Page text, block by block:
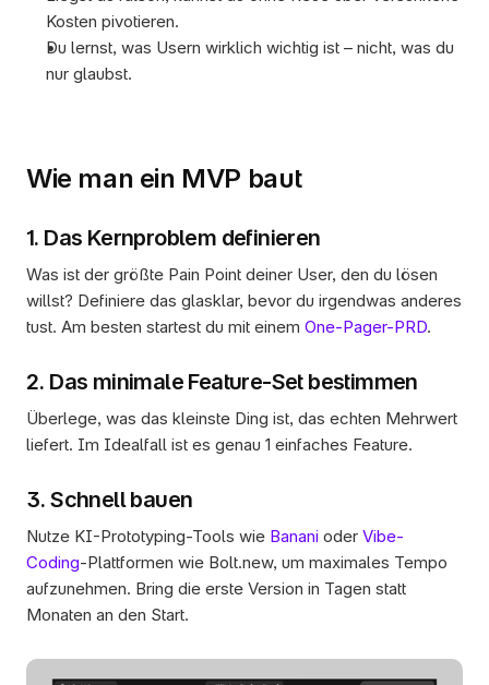
Kosten pivotieren.
Du lernst, was Usern wirklich wichtig ist – nicht, was du
nur glaubst.
Wie man ein MVP baut
1. Das Kernproblem definieren
Was ist der größte Pain Point deiner User, den du lösen
willst? Definiere das glasklar, bevor du irgendwas anderes
tust. Am besten startest du mit einem One-Pager-PRD.
2. Das minimale Feature-Set bestimmen
Überlege, was das kleinste Ding ist, das echten Mehrwert
liefert. Im Idealfall ist es genau 1 einfaches Feature.
3. Schnell bauen
Nutze KI-Prototyping-Tools wie Banani oder Vibe-
Coding-Plattformen wie Bolt.new, um maximales Tempo
aufzunehmen. Bring die erste Version in Tagen statt
Monaten an den Start.